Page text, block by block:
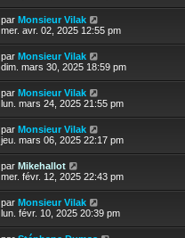
par Monsieur Vilak
mer. avr. 02, 2025 12:55 pm
par Monsieur Vilak
dim. mars 30, 2025 18:59 pm
par Monsieur Vilak
lun. mars 24, 2025 21:55 pm
par Monsieur Vilak
jeu. mars 06, 2025 22:17 pm
par Mikehallot
mer. févr. 12, 2025 22:43 pm
par Monsieur Vilak
lun. févr. 10, 2025 20:39 pm